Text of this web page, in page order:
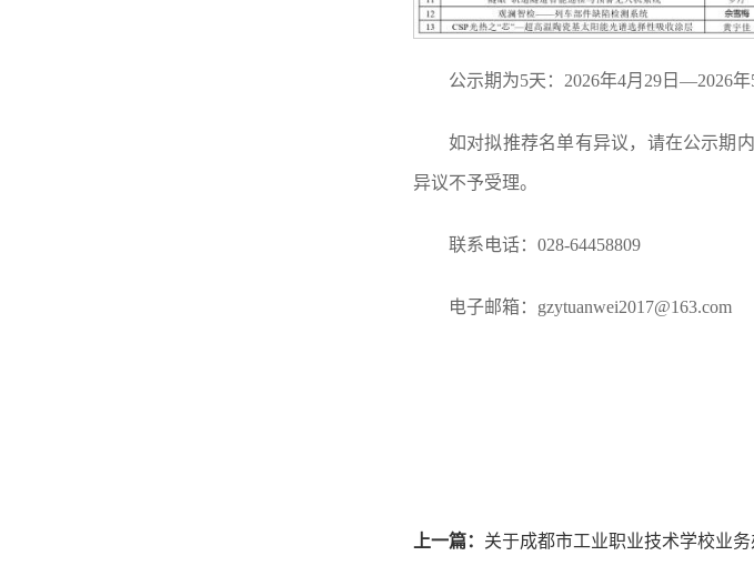
公示期为5天：2026年4月29日—2026年
如对拟推荐名单有异议，请在公示期
异议不予受理。
联系电话：028-64458809
电子邮箱：gzytuanwei2017@163.com
上一篇： 关于成都市工业职业技术学校业